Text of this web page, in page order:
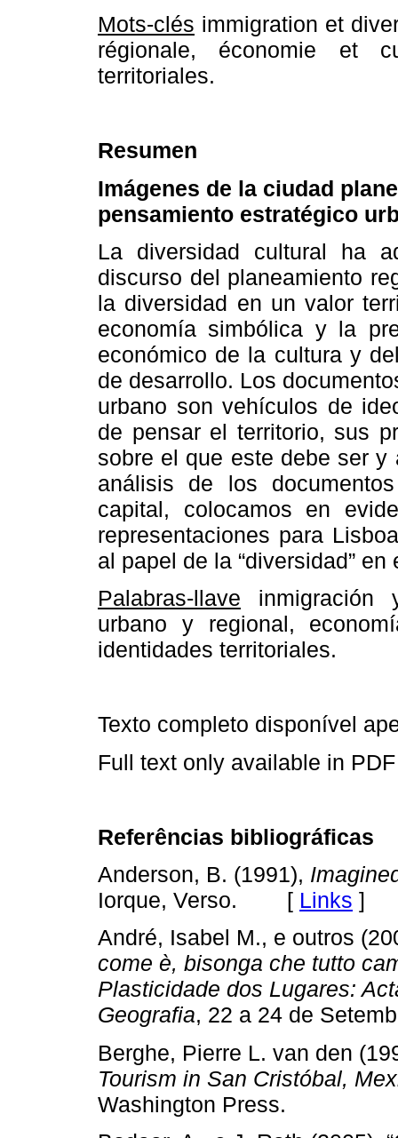
Mots-clés immigration et
régionale, économie et
territoriales.
Resumen
Imágenes de la ciudad
pensamiento estratégico
La diversidad cultural ha
discurso del planeamiento
la diversidad en un valor
economía simbólica y la
económico de la cultura y
de desarrollo. Los
urbano son vehículos de
de pensar el territorio, sus
sobre el que este debe ser y
análisis de los
capital, colocamos en
representaciones para
al papel de la “diversidad”
Palabras-llave inmigración
urbano y regional,
identidades territoriales.
Texto completo disponível
Full text only available in
Referências bibliográficas
Anderson, B. (1991),
Iorque, Verso. [ Links ]
André, Isabel M., e outros
come è, bisonga che tutto
Plasticidade dos Lugares:
Geografia, 22 a 24 de
Berghe, Pierre L. van den
Tourism in San Cristóbal,
Washington Press.